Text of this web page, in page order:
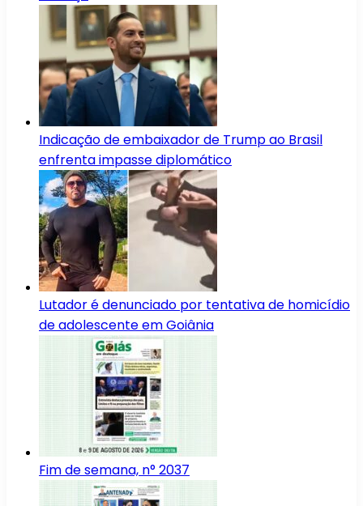
Indicação de embaixador de Trump ao Brasil
enfrenta impasse diplomático
Lutador é denunciado por tentativa de homicídio
de adolescente em Goiânia
Fim de semana, n° 2037